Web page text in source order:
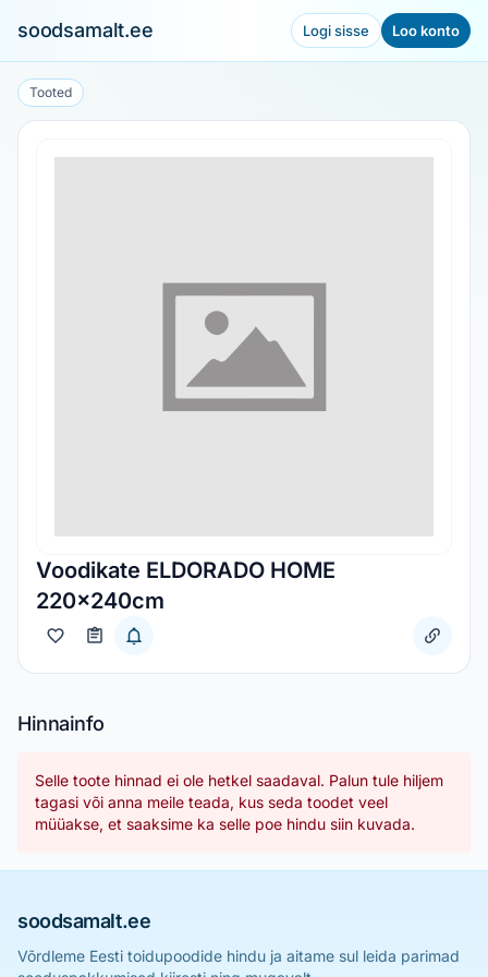
soodsamalt.ee Logi sisse Loo konto
Tooted
Voodikate ELDORADO HOME
220x240cm
Hinnainfo
Selle toote hinnad ei ole hetkel saadaval. Palun tule hiljem
tagasi või anna meile teada, kus seda toodet veel
müüakse, et saaksime ka selle poe hindu siin kuvada.
soodsamalt.ee
Võrdleme Eesti toidupoodide hindu ja aitame sul leida parimad